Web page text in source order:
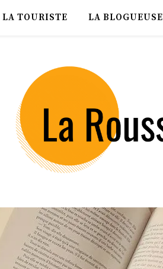
LA TOURISTE LA BLOGUEUSE